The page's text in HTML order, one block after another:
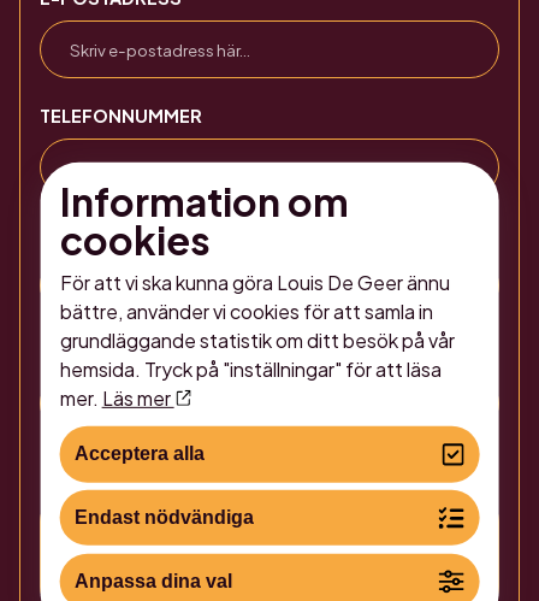
TELEFONNUMMER
ÖNSKAT ANTAL PERSONER
ÖNSKAT DATUM FÖR KONFERENSEN
MEDDELANDE
Information om
cookies
För att vi ska kunna göra Louis De Geer ännu
bättre, använder vi cookies för att samla in
grundläggande statistik om ditt besök på vår
hemsida. Tryck på "inställningar" för att läsa
mer. Läs mer
Acceptera alla
Endast nödvändiga
Anpassa dina val